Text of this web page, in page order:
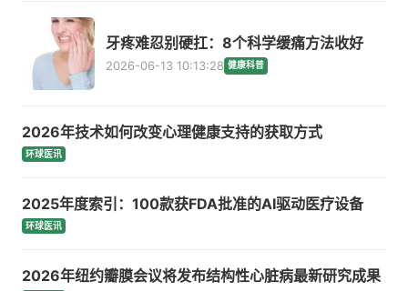
牙疼难忍别硬扛：8个科学缓痛方法收好
2026-06-13 10:13:28 健康科普
2026年技术如何改变心理健康支持的获取方式
环球医讯
2025年度索引：100款获FDA批准的AI驱动医疗设备
环球医讯
2026年纽约瓣膜会议将发布结构性心脏病最新研究成果